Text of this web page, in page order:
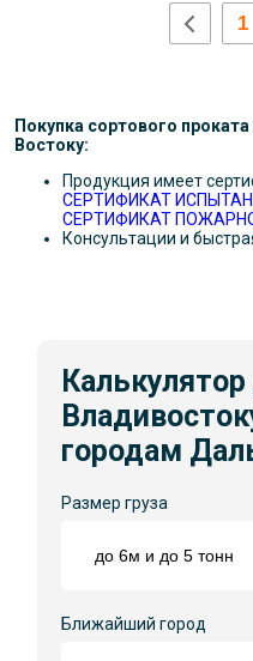
1
Покупка сортового
Востоку:
Продукция имеет
СЕРТИФИКАТ
СЕРТИФИКАТ
Консультации и
городам
Размер груза
Ближайший город